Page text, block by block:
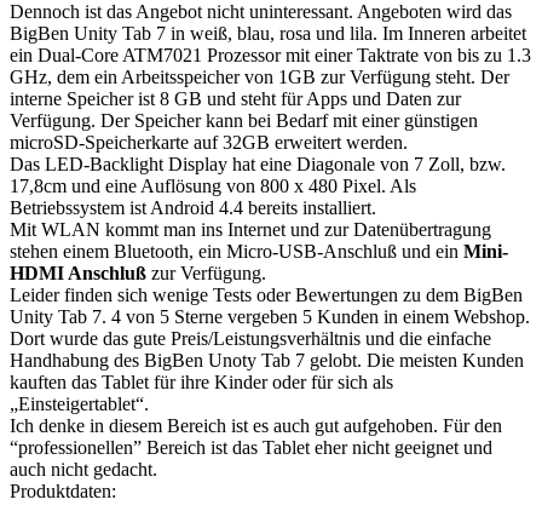
Dennoch ist das Angebot nicht uninteressant. Angeboten wird das
BigBen Unity Tab 7 in weiß, blau, rosa und lila. Im Inneren arbeitet
ein Dual-Core ATM7021 Prozessor mit einer Taktrate von bis zu 1.3
GHz, dem ein Arbeitsspeicher von 1GB zur Verfügung steht. Der
interne Speicher ist 8 GB und steht für Apps und Daten zur
Verfügung. Der Speicher kann bei Bedarf mit einer günstigen
microSD-Speicherkarte auf 32GB erweitert werden.
Das LED-Backlight Display hat eine Diagonale von 7 Zoll, bzw.
17,8cm und eine Auflösung von 800 x 480 Pixel. Als
Betriebssystem ist Android 4.4 bereits installiert.
Mit WLAN kommt man ins Internet und zur Datenübertragung
stehen einem Bluetooth, ein Micro-USB-Anschluß und ein Mini-
HDMI Anschluß zur Verfügung.
Leider finden sich wenige Tests oder Bewertungen zu dem BigBen
Unity Tab 7. 4 von 5 Sterne vergeben 5 Kunden in einem Webshop.
Dort wurde das gute Preis/Leistungsverhältnis und die einfache
Handhabung des BigBen Unoty Tab 7 gelobt. Die meisten Kunden
kauften das Tablet für ihre Kinder oder für sich als
„Einsteigertablet“.
Ich denke in diesem Bereich ist es auch gut aufgehoben. Für den
“professionellen” Bereich ist das Tablet eher nicht geeignet und
auch nicht gedacht.
Produktdaten: